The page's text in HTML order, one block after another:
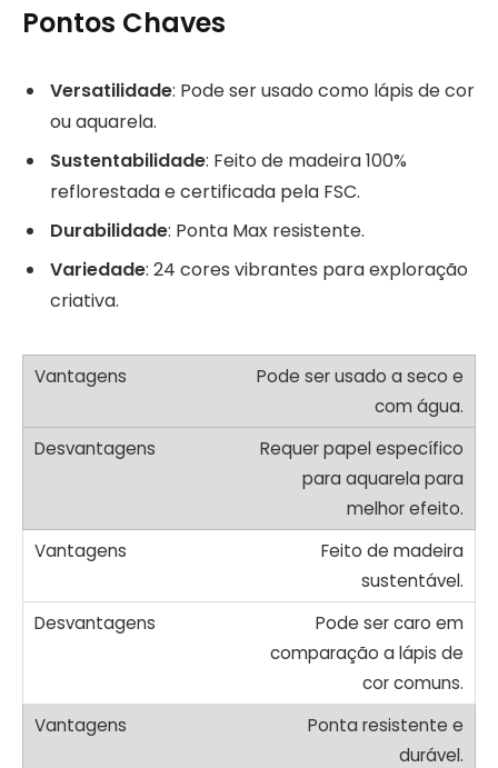
Pontos Chaves
Versatilidade: Pode ser usado como lápis de cor
ou aquarela.
Sustentabilidade: Feito de madeira 100%
reflorestada e certificada pela FSC.
Durabilidade: Ponta Max resistente.
Variedade: 24 cores vibrantes para exploração
criativa.
Pode ser usado a seco e
com água.
Requer papel específico
para aquarela para
melhor efeito.
Feito de madeira
sustentável.
Pode ser caro em
comparação a lápis de
cor comuns.
Ponta resistente e
durável.